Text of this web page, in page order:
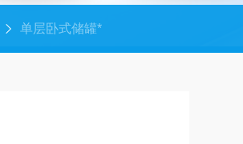
单层卧式储罐*